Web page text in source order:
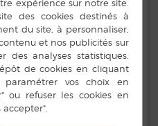
9h00-12h00 / 13h30-16h30
9h00-12h00 / 13h30-16h30